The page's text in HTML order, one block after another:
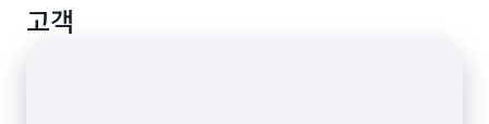
기존 항목을 비교할 수 있도록 도와줍니다.
고객